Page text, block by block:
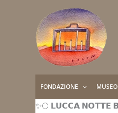
contenuto
FONDAZIONE MUSEO
✨🌕 𝗟𝗨𝗖𝗖𝗔 𝗡𝗢𝗧𝗧𝗘